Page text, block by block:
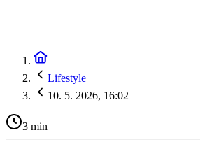
Lifestyle
10. 5. 2026, 16:02
3 min